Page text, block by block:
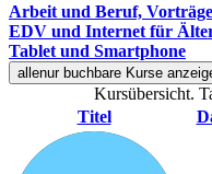
Arbeit und Beruf,
EDV und Internet für
Tablet und Smartphone
allenur buchbare Kurse
Kursübersicht.
Titel